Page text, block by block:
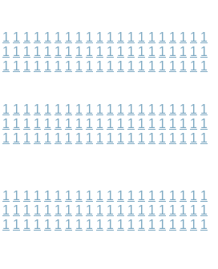
1 1 1 1 1 1 1 1 1 1 1 1 1 1 1 1 1 1 1 1
1 1 1 1 1 1 1 1 1 1 1 1 1 1 1 1 1 1 1 1
1 1 1 1 1 1 1 1 1 1 1 1 1 1 1 1 1 1 1 1
1 1 1 1 1 1 1 1 1 1 1 1 1 1 1 1 1 1 1 1
1 1 1 1 1 1 1 1 1 1 1 1 1 1 1 1 1 1 1 1
1 1 1 1 1 1 1 1 1 1 1 1 1 1 1 1 1 1 1 1
1 1 1 1 1 1 1 1 1 1 1 1 1 1 1 1 1 1 1 1
1 1 1 1 1 1 1 1 1 1 1 1 1 1 1 1 1 1 1 1
1 1 1 1 1 1 1 1 1 1 1 1 1 1 1 1 1 1 1 1